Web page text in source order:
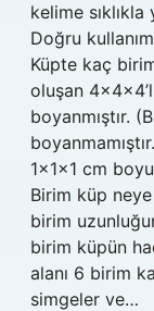
kelime sıklıkla
Doğru
Küpte kaç
oluşan
boyanmıştır.
1x1x1 cm
Birim küp
birim
birim küpün
alanı 6 birim
simgeler ve…